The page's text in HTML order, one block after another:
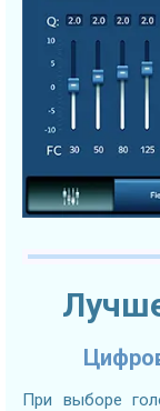
При выборе